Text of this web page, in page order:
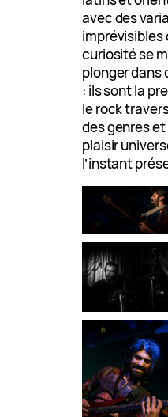
avec des
imprévisibles
curiosité se
plonger
: ils sont la
le rock
des genres
plaisir
l’instant